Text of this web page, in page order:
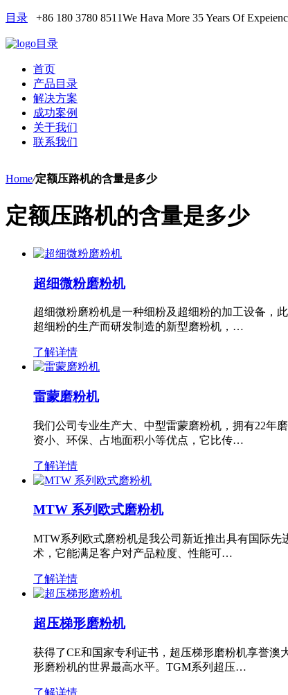
目录 +86 180 3780 8511We Hava More 35 Years Of
目录
首页
产品目录
解决方案
成功案例
关于我们
联系我们
Home/定额压路机的含量是多少
定额压路机的含量是多少
超细微粉磨粉机
超细微粉磨粉机是一种细粉及超细粉的加工设备，
超细粉的生产而研发制造的新型磨粉机，…
了解详情
雷蒙磨粉机
我们公司专业生产大、中型雷蒙磨粉机，拥有22年
资小、环保、占地面积小等优点，它比传…
了解详情
MTW 系列欧式磨粉机
MTW系列欧式磨粉机是我公司新近推出具有国际
术，它能满足客户对产品粒度、性能可…
了解详情
超压梯形磨粉机
获得了CE和国家专利证书，超压梯形磨粉机享誉
形磨粉机的世界最高水平。TGM系列超压…
了解详情